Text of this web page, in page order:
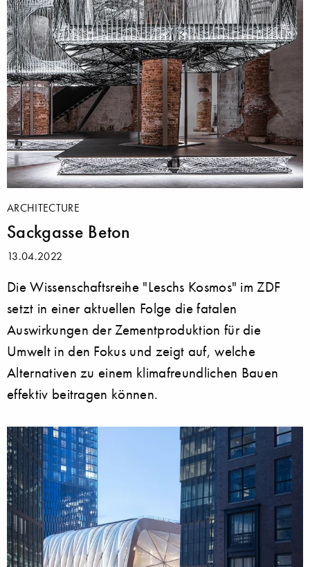
ARCHITECTURE
Sackgasse Beton
13.04.2022
Die Wissenschaftsreihe "Leschs Kosmos" im ZDF
setzt in einer aktuellen Folge die fatalen
Auswirkungen der Zementproduktion für die
Umwelt in den Fokus und zeigt auf, welche
Alternativen zu einem klimafreundlichen Bauen
effektiv beitragen können.